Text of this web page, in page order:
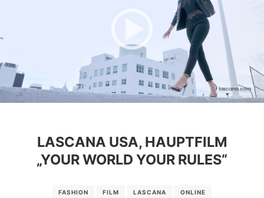
LASCANA USA, HAUPTFILM
„YOUR WORLD YOUR RULES“
FASHION FILM LASCANA ONLINE